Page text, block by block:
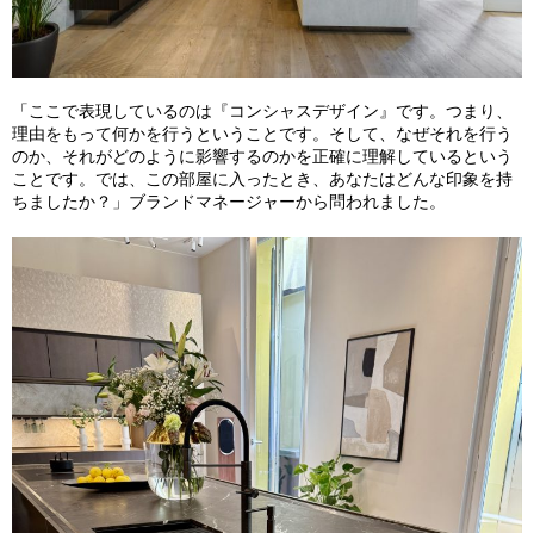
「ここで表現しているのは『コンシャスデザイン』です。つまり、
理由をもって何かを行うということです。そして、なぜそれを行う
のか、それがどのように影響するのかを正確に理解しているという
ことです。では、この部屋に入ったとき、あなたはどんな印象を持
ちましたか？」ブランドマネージャーから問われました。